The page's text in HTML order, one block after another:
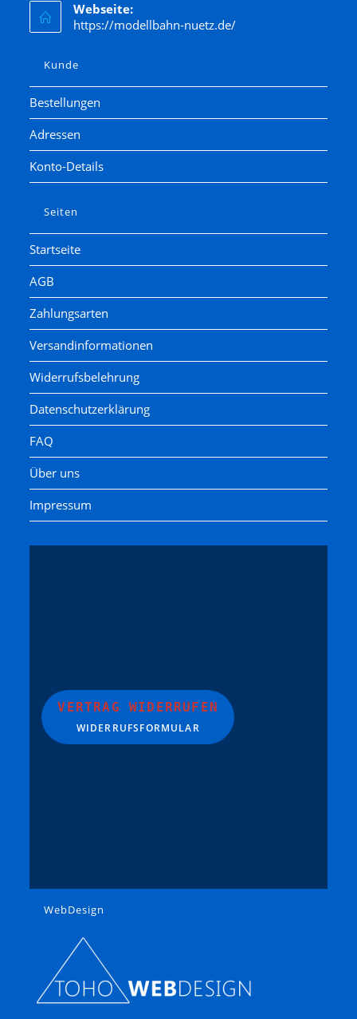
Webseite:
https://modellbahn-nuetz.de/
Kunde
Bestellungen
Adressen
Konto-Details
Seiten
Startseite
AGB
Zahlungsarten
Versandinformationen
Widerrufsbelehrung
Datenschutzerklärung
FAQ
Über uns
Impressum
VERTRAG WIDERRUFEN
WIDERRUFSFORMULAR
WebDesign